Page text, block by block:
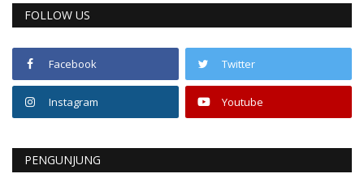
FOLLOW US
Facebook Twitter
Instagram Youtube
PENGUNJUNG